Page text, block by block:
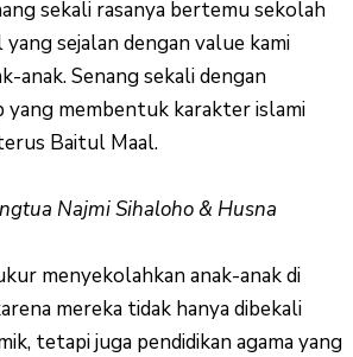
sekali rasanya bertemu sekolah
sejalan dengan value kami
anak. Senang sekali dengan
yang membentuk karakter islami
Baitul Maal.
Najmi Sihaloho & Husna
menyekolahkan anak-anak di
mereka tidak hanya dibekali
tetapi juga pendidikan agama yang